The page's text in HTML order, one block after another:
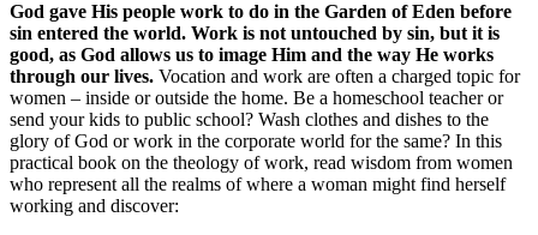
God gave His people work to do in the Garden of Eden before
sin entered the world. Work is not untouched by sin, but it is
good, as God allows us to image Him and the way He works
through our lives. Vocation and work are often a charged topic for
women – inside or outside the home. Be a homeschool teacher or
send your kids to public school? Wash clothes and dishes to the
glory of God or work in the corporate world for the same? In this
practical book on the theology of work, read wisdom from women
who represent all the realms of where a woman might find herself
working and discover: